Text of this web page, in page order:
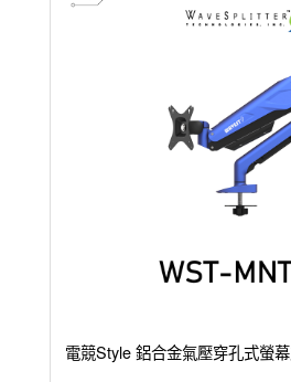
電競Style 鋁合金氣壓穿孔式螢